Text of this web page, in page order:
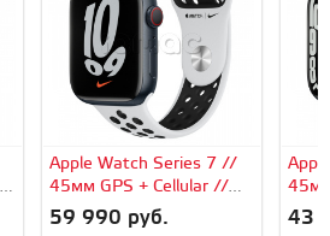
Apple Watch Series 7 //
45мм GPS + Cellular //
Корпус из алюминия
59 990 руб. 43